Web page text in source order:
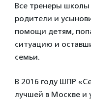
Все тренеры
родители и
помощи детям,
ситуацию и
семьи.
В 2016 году ШПР
лучшей в Москве и